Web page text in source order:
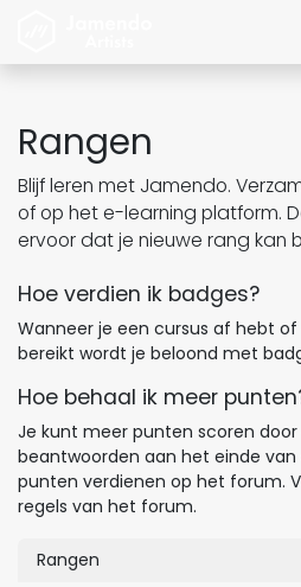
Rangen
Blijf leren met Jamendo.
of op het e-learning platform.
ervoor dat je nieuwe rang kan
Hoe verdien ik badges?
Wanneer je een cursus af hebt
bereikt wordt je beloond met
Hoe behaal ik meer
Je kunt meer punten scoren
beantwoorden aan het einde van
punten verdienen op het forum.
regels van het forum.
Rangen